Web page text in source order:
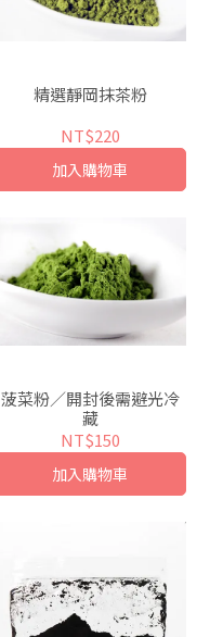
精選靜岡抹茶粉
NT$220
加入購物車
菠菜粉／開封後需避光冷
藏
NT$150
加入購物車